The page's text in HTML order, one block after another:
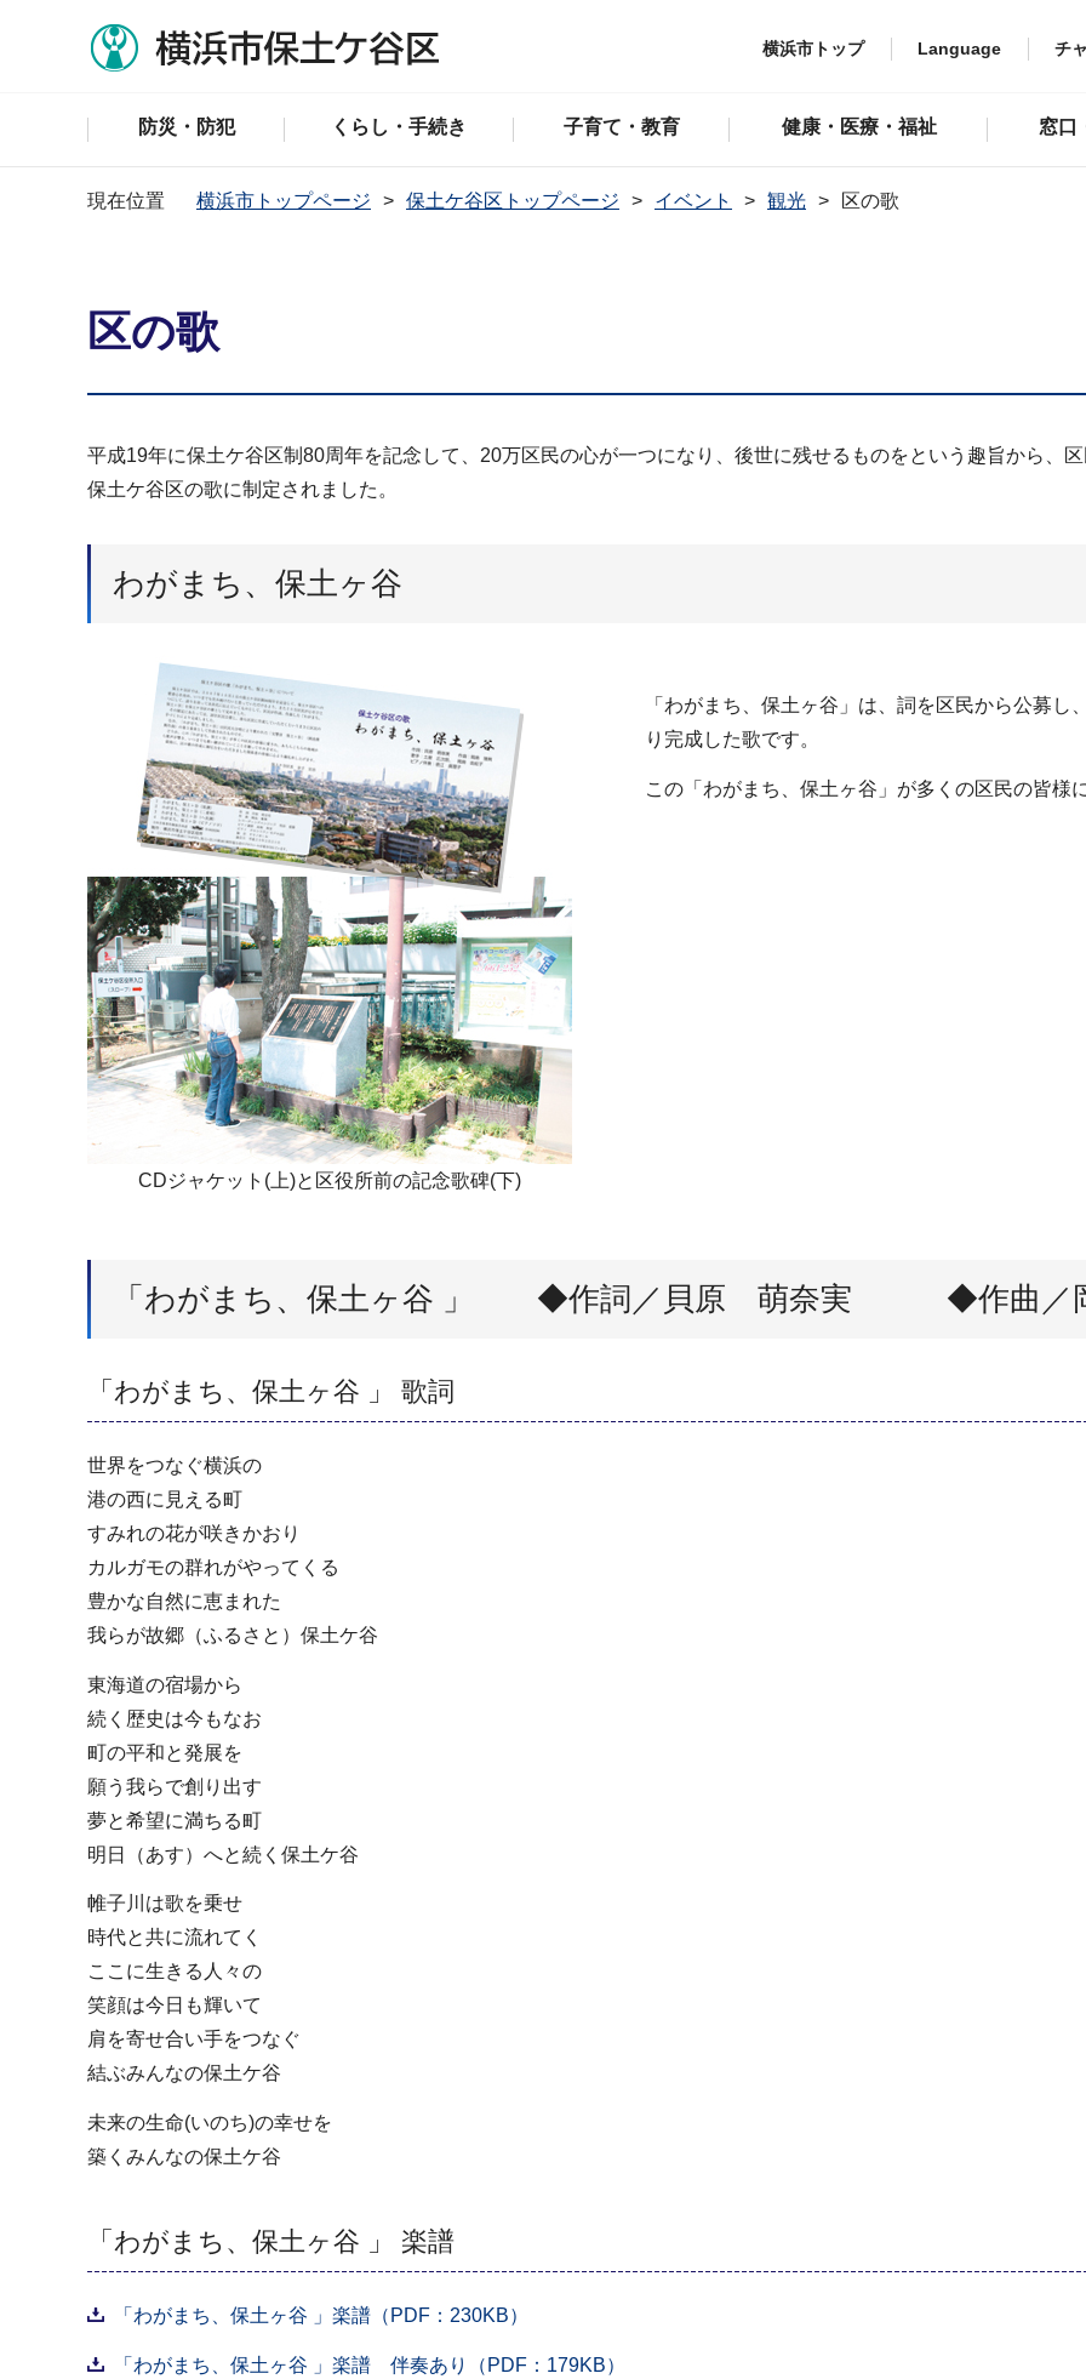
横浜市トップ Language チ
防災・防犯 くらし・手続き 子育て・教育 健康・医療・福祉 窓口
現在位置 横浜市トップページ 保土ケ谷区トップページ イベント 観光 区の歌
区の歌
平成19年に保土ケ谷区制80周年を記念して、20万区民の心が一つになり、後世に残せるものをという趣旨から、
保土ケ谷区の歌に制定されました。
わがまち、保土ヶ谷
CDジャケット(上)と区役所前の記念歌碑(下)
「わがまち、保土ヶ谷」は、詞を区民から公募
り完成した歌です。
この「わがまち、保土ヶ谷」が多くの区民の皆様
「わがまち、保土ヶ谷 」 ◆作詞／貝原 萌奈実 ◆作曲／
「わがまち、保土ヶ谷 」 歌詞
世界をつなぐ横浜の
港の西に見える町
すみれの花が咲きかおり
カルガモの群れがやってくる
豊かな自然に恵まれた
我らが故郷（ふるさと）保土ケ谷
東海道の宿場から
続く歴史は今もなお
町の平和と発展を
願う我らで創り出す
夢と希望に満ちる町
明日（あす）へと続く保土ケ谷
帷子川は歌を乗せ
時代と共に流れてく
ここに生きる人々の
笑顔は今日も輝いて
肩を寄せ合い手をつなぐ
結ぶみんなの保土ケ谷
未来の生命(いのち)の幸せを
築くみんなの保土ケ谷
「わがまち、保土ヶ谷 」 楽譜
「わがまち、保土ヶ谷 」楽譜（PDF：230KB）
「わがまち、保土ヶ谷 」楽譜 伴奏あり（PDF：179KB）